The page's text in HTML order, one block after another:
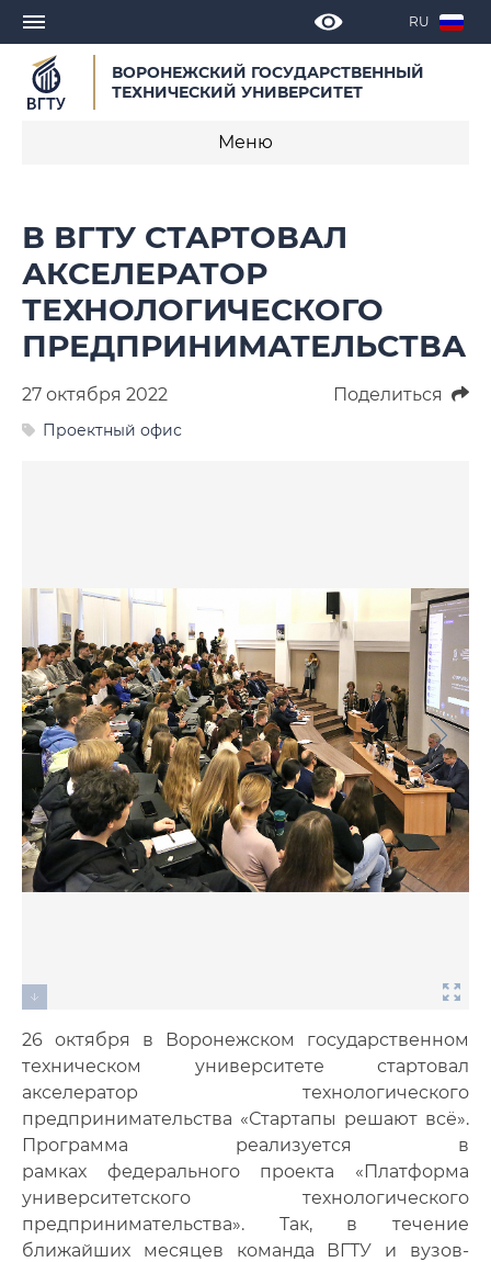
RU
ВОРОНЕЖСКИЙ ГОСУДАРСТВЕННЫЙ
ТЕХНИЧЕСКИЙ УНИВЕРСИТЕТ
Меню
СМИ о нас
Выступления, доклады, интервью
Календарь мероприятий
Анкеты и опросы
Контакты для СМИ
В ВГТУ СТАРТОВАЛ
АКСЕЛЕРАТОР
ТЕХНОЛОГИЧЕСКОГО
ПРЕДПРИНИМАТЕЛЬСТВА
27 октября 2022 Поделиться
Проектный офис
26 октября в Воронежском государственном
техническом университете стартовал
акселератор технологического
предпринимательства «Стартапы решают всё».
Программа реализуется в
рамках федерального проекта «Платформа
университетского технологического
предпринимательства». Так, в течение
ближайших месяцев команда ВГТУ и вузов-